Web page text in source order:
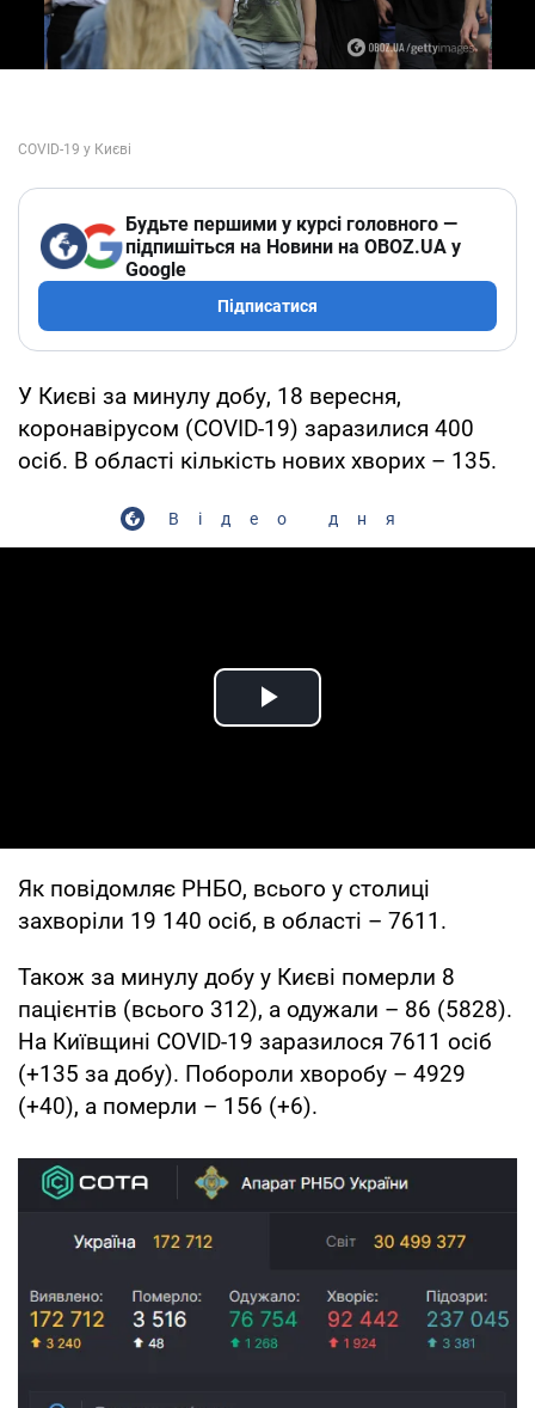
Будьте першими у курсі головного —
підпишіться на Новини на OBOZ.UA у
Google
Підписатися
У Києві за минулу добу, 18 вересня,
коронавірусом (COVID-19) заразилися 400
осіб. В області кількість нових хворих – 135.
Відео дня
Play Video
Як повідомляє РНБО, всього у столиці
захворіли 19 140 осіб, в області – 7611.
Також за минулу добу у Києві померли 8
пацієнтів (всього 312), а одужали – 86 (5828).
На Київщині COVID-19 заразилося 7611 осіб
(+135 за добу). Побороли хворобу – 4929
(+40), а померли – 156 (+6).